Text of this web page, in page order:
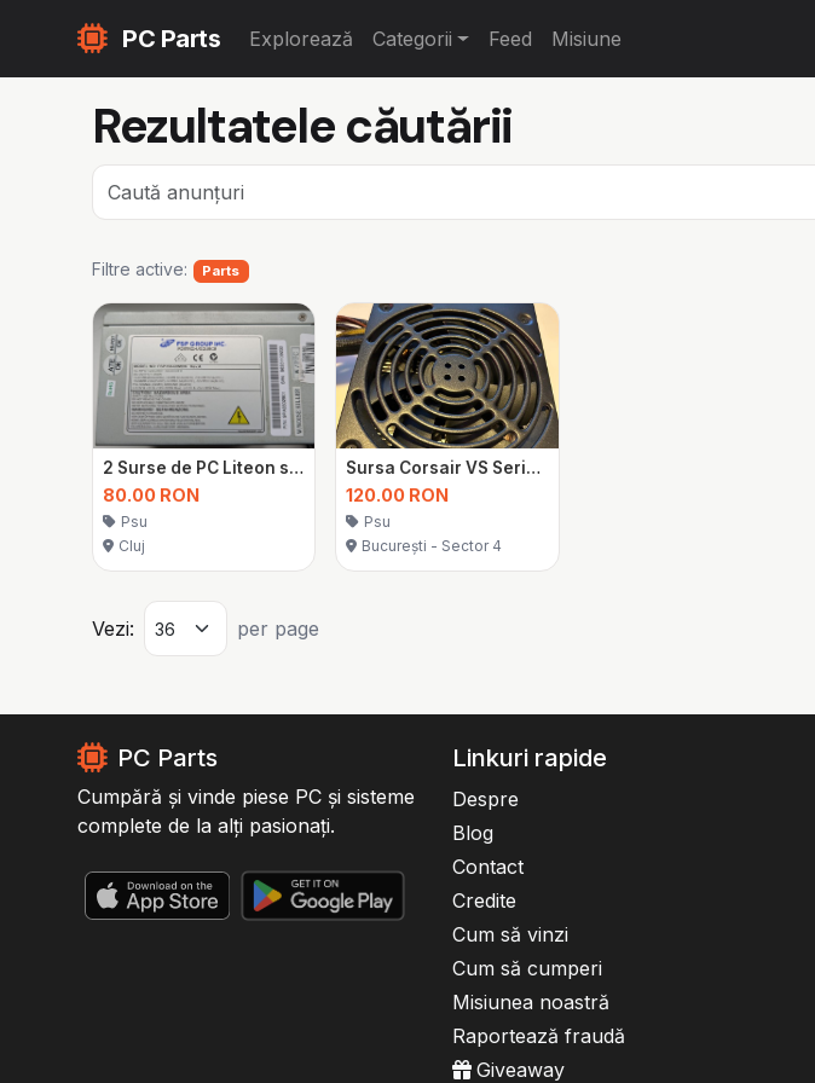
PC Parts Explorează Categorii Feed Misiune
Rezultatele căutării
Filtre active: Parts
2 Surse de PC Liteon si FSP Solite (300w / 350w)
80.00 RON
Psu
Cluj
Sursa Corsair VS Series VS650, 80+ , 650W
120.00 RON
Psu
București - Sector 4
Vezi: per page
PC Parts
Cumpără și vinde piese PC și sisteme
complete de la alți pasionați.
Linkuri rapide
Despre
Blog
Contact
Credite
Cum să vinzi
Cum să cumperi
Misiunea noastră
Raportează fraudă
Giveaway